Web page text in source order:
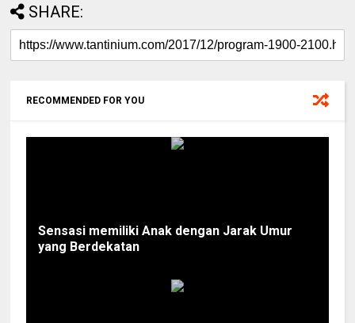
SHARE:
RECOMMENDED FOR YOU
Sensasi memiliki Anak dengan Jarak Umur
yang Berdekatan